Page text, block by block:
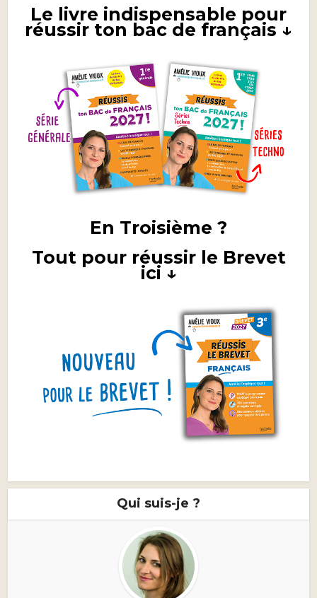
Le livre indispensable pour
réussir ton bac de français ↓
En Troisième ?
Tout pour réussir le Brevet
ici ↓
Qui suis-je ?